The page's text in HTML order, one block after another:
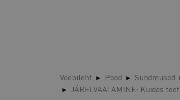
Veebileht Pood Sündmused
JÄRELVAATAMINE: Kuidas